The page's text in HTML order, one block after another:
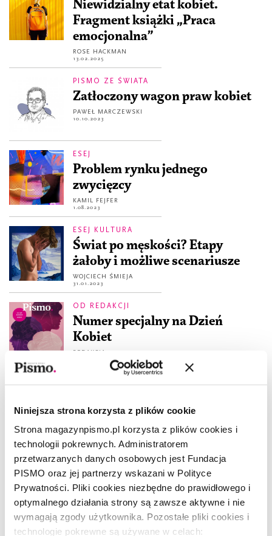
Niniejsza strona korzysta z plików cookie
Strona magazynpismo.pl korzysta z plików cookies i
technologii pokrewnych. Administratorem
przetwarzanych danych osobowych jest Fundacja
PISMO oraz jej partnerzy wskazani w Polityce
Prywatności. Pliki cookies niezbędne do prawidłowego i
optymalnego działania strony są zawsze aktywne i nie
wymagają zgody użytkownika. Pozostałe pliki cookies i
technologie pokrewne są używane w celach:
Niewidzialny etat kobiet.
Fragment książki „Praca
emocjonalna”
ROSE HACKMAN
13.02.2025
PISMO ZE ŚWIATA
Zatłoczony wagon praw kobiet
PAWEŁ MARCZEWSKI
10.10.2023
ESEJ
Problem rynku jednego
zwycięzcy
KAMIL FEJFER
1.08.2023
ESEJ KULTURA
Świat po męskości? Etapy
żałoby i możliwe scenariusze
WOJCIECH ŚMIEJA
31.01.2023
OD REDAKCJI
Numer specjalny na Dzień
Kobiet
REDAKCJA
ELLE HUNT
À PROPOS
À propos feminizmu
ZUZANNA KOWALCZYK
1.09.2020
À PROPOS